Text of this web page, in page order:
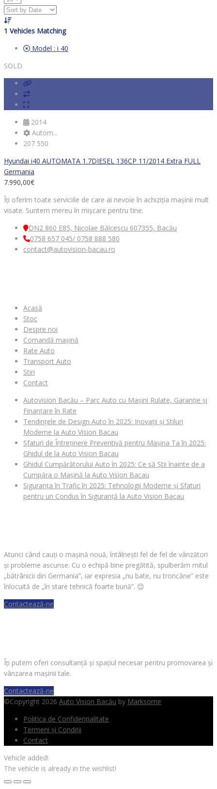
1 Vehicles Matching
Model : i 40
SOLD
2014
Autom...
207 550
Hyundai i40 AUTOMATA 1.7DIESEL 136CP 11/2014 Extra FULL
Germania
7.990,00€
Îți oferim toate serviciile de care ai nevoie în achiziția mașinii mult
visate. Suntem mereu în mișcare pentru tine.
DN2 860 E85, Nicolae Bălcescu 607355, Bacău
0758 657 045/ 0758 888 580
contact@autovision-bacau.ro
Acasă
Stoc
Despre noi
Comandă mașină
Rate Auto
Transport Auto
Stiri
Contact
Autovision Bacău – Parc Auto cu Mașini Rulate, Garanție și
Finanțare în Rate
Tendințele de Design Auto în 2025: Inovații și Stiluri
Moderne la Auto Vision Bacau
Sfaturi de Întreținere Preventivă pentru Mașina Ta în 2025:
Ghidul de la Auto Vision Bacau
Ghidul Cumpărătorului Auto în 2025: Ce să Știi înainte de a
Cumpăra o Mașină la Auto Vision Bacau
Siguranța în Trafic în 2025: Tehnologii Moderne și Sfaturi
pentru un Condus în Siguranță la Auto Vision Bacau
Atunci când cauți o mașină nouă, întâlnești fel de fel de vânzători
și probleme ascunse. Cu o echipă bine pregătită, spulberăm mitul
„bătrânicii din Germania”, iar expresia „nu bate, nu troncăne” este
înlocuită de „în stare tehnică foarte bună”. 😊
Contactează-ne
Îți putem oferi consultanță și spațiul necesar pentru promovarea și
vânzarea mașinii tale.
Contactează-ne
©Copyright 2026 Auto Vision Bacău by Marksome
Politica de Confidențialitate
Termeni și Condiții
Contact
Vehicle added!
The vehicle is already in the wishlist!